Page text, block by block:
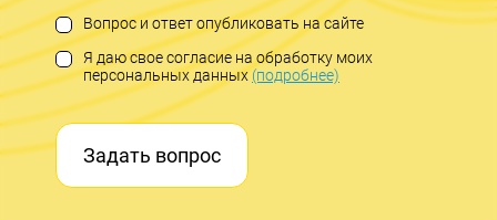
Вопрос и ответ опубликовать на сайте
Я даю свое согласие на обработку моих
персональных данных(подробнее)
Задать вопрос